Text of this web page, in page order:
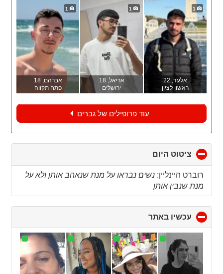
אלעד, 22
ראשון לציון
1
אריאל, 18
ירושלים
1
אברהם, 18
פתח תקווה
1
עוד פרופילים של גברים
ציטוט היום
to
collapse רוברט היינליין:נשים נבראו על מנת שנאהב אותן ולא על
מנת שנבין אותן
עכשיו באתר
to
collapse
contents